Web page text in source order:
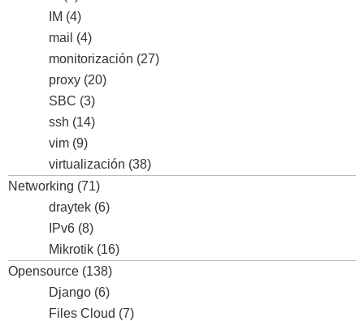
IM (4)
mail (4)
monitorización (27)
proxy (20)
SBC (3)
ssh (14)
vim (9)
virtualización (38)
Networking (71)
draytek (6)
IPv6 (8)
Mikrotik (16)
Opensource (138)
Django (6)
Files Cloud (7)